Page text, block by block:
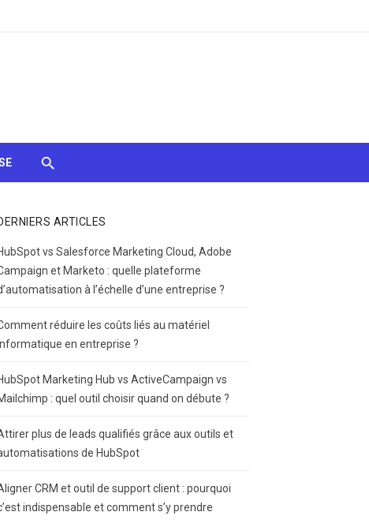
ARTICLES
vs Salesforce Marketing Cloud, Adobe
et Marketo : quelle plateforme
à l’échelle d’une entreprise ?
réduire les coûts liés au matériel
en entreprise ?
Marketing Hub vs ActiveCampaign vs
: quel outil choisir quand on débute ?
plus de leads qualifiés grâce aux outils et
de HubSpot
CRM et outil de support client : pourquoi
indispensable et comment s’y prendre